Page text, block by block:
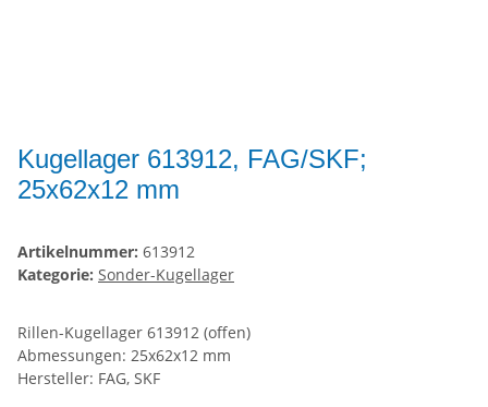
Kugellager 613912, FAG/SKF;
25x62x12 mm
Artikelnummer: 613912
Kategorie: Sonder-Kugellager
Rillen-Kugellager 613912 (offen)
Abmessungen: 25x62x12 mm
Hersteller: FAG, SKF